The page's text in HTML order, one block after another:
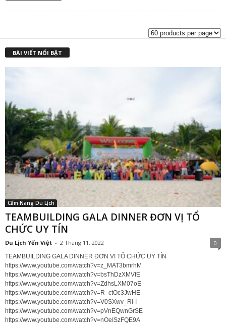
BÀI VIẾT NỔI BẬT
Cẩm Nang Du Lịch
TEAMBUILDING GALA DINNER ĐƠN VỊ TỔ
CHỨC UY TÍN
Du Lịch Yến Việt - 2 Tháng 11, 2022 0
TEAMBUILDING GALA DINNER ĐƠN VỊ TỔ CHỨC UY TÍN
https://www.youtube.com/watch?v=z_MAT3bmrhM
https://www.youtube.com/watch?v=bsThDzXMVfE
https://www.youtube.com/watch?v=ZdhsLXM07oE
https://www.youtube.com/watch?v=R_ctOc3JwHE
https://www.youtube.com/watch?v=V0SXwv_Rl-I
https://www.youtube.com/watch?v=pVnEQwnGrSE
https://www.youtube.com/watch?v=nOeISzFQE9A